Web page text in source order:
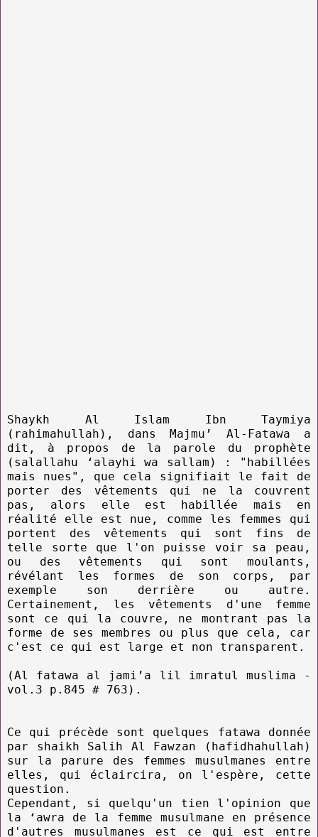
Shaykh Al Islam Ibn Taymiya
(rahimahullah), dans Majmu’ Al-Fatawa a
dit, à propos de la parole du prophète
(salallahu ‘alayhi wa sallam) : "habillées
mais nues", que cela signifiait le fait de
porter des vêtements qui ne la couvrent
pas, alors elle est habillée mais en
réalité elle est nue, comme les femmes qui
portent des vêtements qui sont fins de
telle sorte que l'on puisse voir sa peau,
ou des vêtements qui sont moulants,
révélant les formes de son corps, par
exemple son derrière ou autre.
Certainement, les vêtements d'une femme
sont ce qui la couvre, ne montrant pas la
forme de ses membres ou plus que cela, car
c'est ce qui est large et non transparent.
(Al fatawa al jami’a lil imratul muslima -
vol.3 p.845 # 763).
Ce qui précède sont quelques fatawa donnée
par shaikh Salih Al Fawzan (hafidhahullah)
sur la parure des femmes musulmanes entre
elles, qui éclaircira, on l'espère, cette
question.
Cependant, si quelqu'un tien l'opinion que
la ‘awra de la femme musulmane en présence
d'autres musulmanes est ce qui est entre